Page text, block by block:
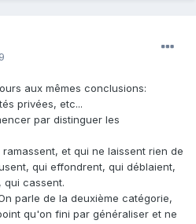
aux mêmes conclusions:
privées, etc...
par distinguer les
et qui ne laissent rien de
qui effondrent, qui déblaient,
qui cassent.
parle de la deuxième catégorie,
qu'on fini par généraliser et ne